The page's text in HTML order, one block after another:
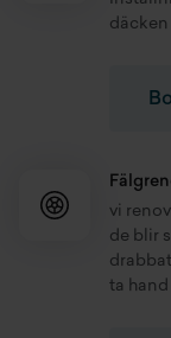
Bil?
Ja, vi erbjuder
sommardäck,
experter hjälper
däcken
vi
de blir
ta